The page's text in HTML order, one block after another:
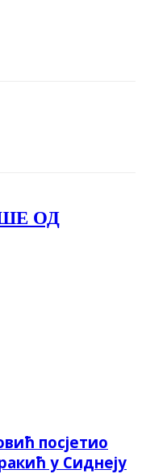
ОД
посјетио
у Сиднеју